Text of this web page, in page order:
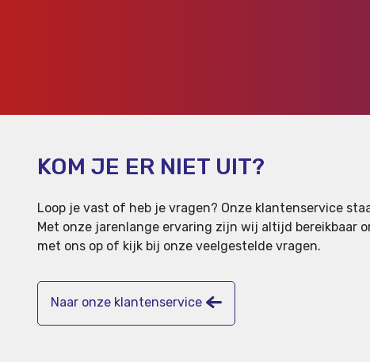
KOM JE ER NIET UIT?
Loop je vast of heb je vragen? Onze klantenservice
Met onze jarenlange ervaring zijn wij altijd bereikbaar
met ons op of kijk bij onze veelgestelde vragen.
Naar onze klantenservice